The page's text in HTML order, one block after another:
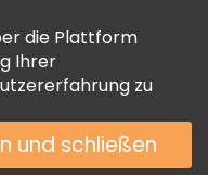
die Plattform
Ihrer
zu
und schließen